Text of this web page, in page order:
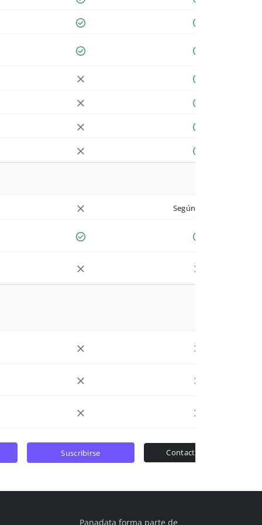
Según cuenta
suscribirse contactar ventas
Panadata forma parte de